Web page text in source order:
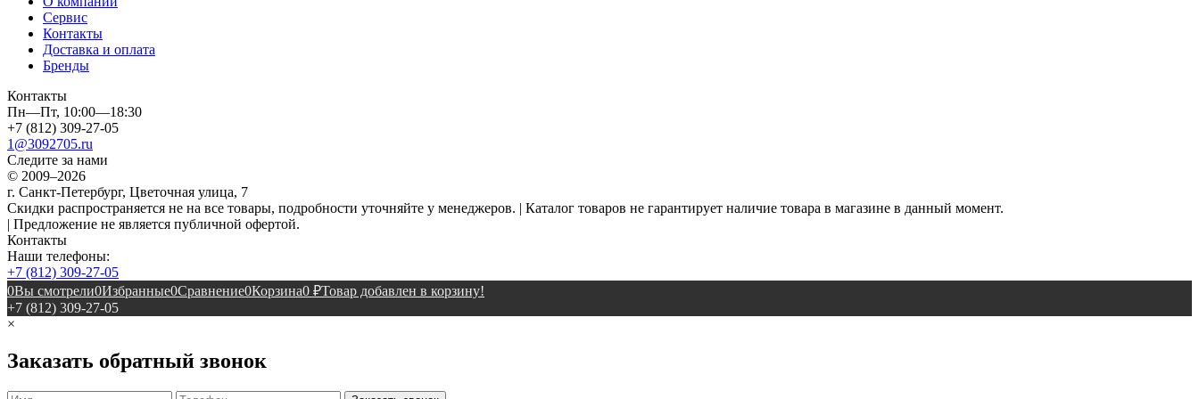
Сервис
Контакты
Доставка и оплата
Бренды
Контакты
Пн—Пт, 10:00—18:30
+7 (812) 309-27-05
1@3092705.ru
Следите за нами
© 2009–2026
г. Санкт-Петербург, Цветочная улица, 7
Скидки распространяется не на все товары, подробности уточняйте у менеджеров. | Каталог товаров не гарантирует наличие товара в магазине в данный момент.
| Предложение не является публичной офертой.
Контакты
Наши телефоны:
+7 (812) 309-27-05
0Вы смотрели0Избранные0Сравнение0Корзина0 ₽Товар добавлен в корзину!
+7 (812) 309-27-05
×
Заказать обратный звонок